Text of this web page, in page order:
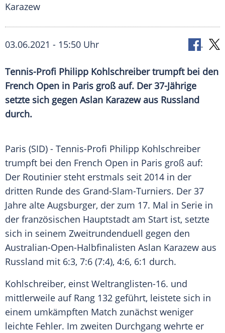
Karazew
03.06.2021 - 15:50 Uhr
Tennis-Profi Philipp Kohlschreibertrumpft bei den
French Open in Paris groß auf. Der 37-Jährige
setzte sich gegen Aslan Karazewaus Russland
durch.
Paris (SID) - Tennis-Profi Philipp Kohlschreiber
trumpft bei den French Open in Paris groß auf:
Der Routinier steht erstmals seit 2014 in der
dritten Runde des Grand-Slam-Turniers. Der 37
Jahre alte Augsburger, der zum 17. Mal in Serie in
der französischen Hauptstadt am Start ist, setzte
sich in seinem Zweitrundenduell gegen den
Australian-Open-Halbfinalisten Aslan Karazew aus
Russland mit 6:3, 7:6 (7:4), 4:6, 6:1 durch.
Kohlschreiber, einst Weltranglisten-16. und
mittlerweile auf Rang 132 geführt, leistete sich in
einem umkämpften Match zunächst weniger
leichte Fehler. Im zweiten Durchgang wehrte er